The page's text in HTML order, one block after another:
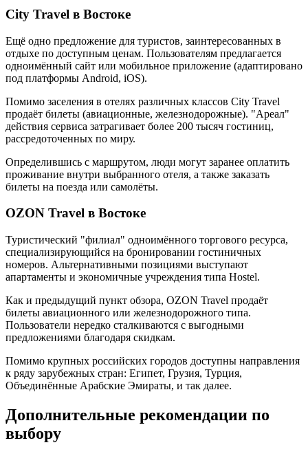
City Travel в Востоке
Ещё одно предложение для туристов, заинтересованных в
отдыхе по доступным ценам. Пользователям предлагается
одноимённый сайт или мобильное приложение (адаптировано
под платформы Android, iOS).
Помимо заселения в отелях различных классов City Travel
продаёт билеты (авиационные, железнодорожные). "Ареал"
действия сервиса затрагивает более 200 тысяч гостиниц,
рассредоточенных по миру.
Определившись с маршрутом, люди могут заранее оплатить
проживание внутри выбранного отеля, а также заказать
билеты на поезда или самолёты.
OZON Travel в Востоке
Туристический "филиал" одноимённого торгового ресурса,
специализирующийся на бронировании гостиничных
номеров. Альтернативными позициями выступают
апартаменты и экономичные учреждения типа Hostel.
Как и предыдущий пункт обзора, OZON Travel продаёт
билеты авиационного или железнодорожного типа.
Пользователи нередко сталкиваются с выгодными
предложениями благодаря скидкам.
Помимо крупных российских городов доступны направления
к ряду зарубежных стран: Египет, Грузия, Турция,
Объединённые Арабские Эмираты, и так далее.
Дополнительные рекомендации по
выбору